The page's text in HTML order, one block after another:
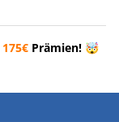
175€ Prämien! 🤯